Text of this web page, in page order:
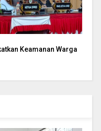
Keamanan Warga